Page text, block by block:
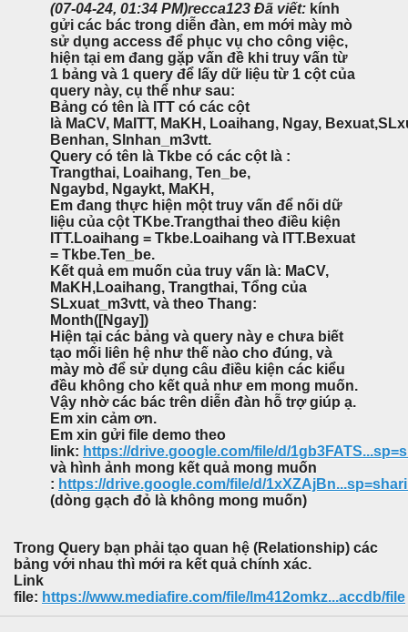
(07-04-24, 01:34 PM)recca123 Đã viết: kính
gửi các bác trong diễn đàn, em mới mày mò
sử dụng access để phục vụ cho công việc,
hiện tại em đang gặp vấn đề khi truy vấn từ
1 bảng và 1 query để lấy dữ liệu từ 1 cột của
query này, cụ thể như sau:
Bảng có tên là ITT có các cột
là MaCV, MaITT, MaKH, Loaihang, Ngay,
Benhan, Slnhan_m3vtt.
Query có tên là Tkbe có các cột là :
Trangthai, Loaihang, Ten_be,
Ngaybd, Ngaykt, MaKH,
Em đang thực hiện một truy vấn để nối dữ
liệu của cột TKbe.Trangthai theo điều kiện
ITT.Loaihang = Tkbe.Loaihang và ITT.Bexuat
= Tkbe.Ten_be.
Kết quả em muốn của truy vấn là: MaCV,
MaKH,Loaihang, Trangthai, Tổng của
SLxuat_m3vtt, và theo Thang:
Month([Ngay])
Hiện tại các bảng và query này e chưa biết
tạo mối liên hệ như thế nào cho đúng, và
mày mò để sử dụng câu điều kiện các kiểu
đều không cho kết quả như em mong muốn.
Vậy nhờ các bác trên diễn đàn hỗ trợ giúp ạ.
Em xin cảm ơn.
Em xin gửi file demo theo
link: https://drive.google.com/file/d/
và hình ảnh mong kết quả mong muốn
: https://drive.google.com/file/d/
(dòng gạch đỏ là không mong muốn)
Trong Query bạn phải tạo quan hệ (Relationship) các
bảng với nhau thì mới ra kết quả chính xác.
Link
file: https://www.mediafire.com/file/lm412omkz...accdb/file